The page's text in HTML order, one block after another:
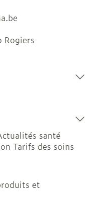
Rogiers
santé
Tarifs des soins
et